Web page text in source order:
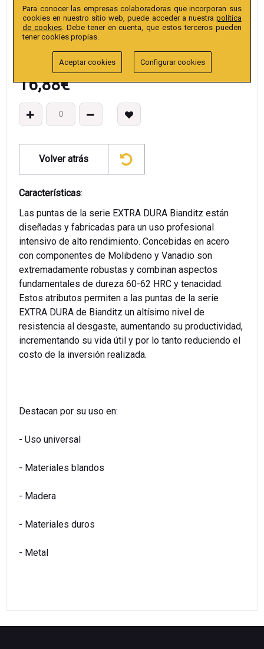
EAN13:
16,88€
Volver atrás
Características:
Las puntas de la serie EXTRA DURA Bianditz están
diseñadas y fabricadas para un uso profesional
intensivo de alto rendimiento. Concebidas en acero
con componentes de Molibdeno y Vanadio son
extremadamente robustas y combinan aspectos
fundamentales de dureza 60-62 HRC y tenacidad.
Estos atributos permiten a las puntas de la serie
EXTRA DURA de Bianditz un altísimo nivel de
resistencia al desgaste, aumentando su productividad,
incrementando su vida útil y por lo tanto reduciendo el
costo de la inversión realizada.
Destacan por su uso en:
- Uso universal
- Materiales blandos
- Madera
- Materiales duros
- Metal
Para conocer las empresas colaboradoras que incorporan sus
cookies en nuestro sitio web, puede acceder a nuestra política
de cookies . Debe tener en cuenta, que estos terceros pueden
tener cookies propias.
Aceptar cookies Configurar cookies